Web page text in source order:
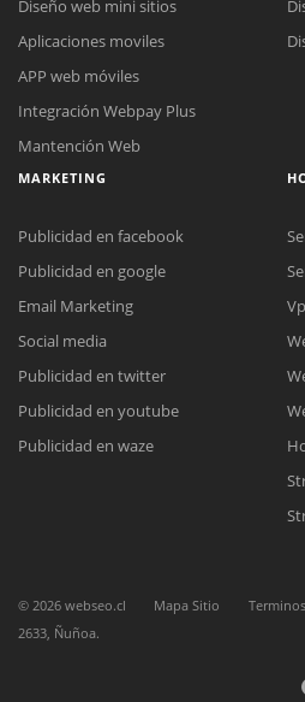
Reunión
Nuestros ejecutivos le enviarán un
Meet para la
Chat
Todos nuestros ejecutivos están fuera
Diseño web mini sitios
Aplicaciones moviles
APP web móviles
Integración Webpay Plus
Mantención Web
MARKETING
Publicidad en facebook
Publicidad en google
Email Marketing
Social media
Publicidad en twitter
Publicidad en youtube
Publicidad en waze
© 2026 webseo.cl Mapa Sitio Terminos
2633, Ñuñoa.